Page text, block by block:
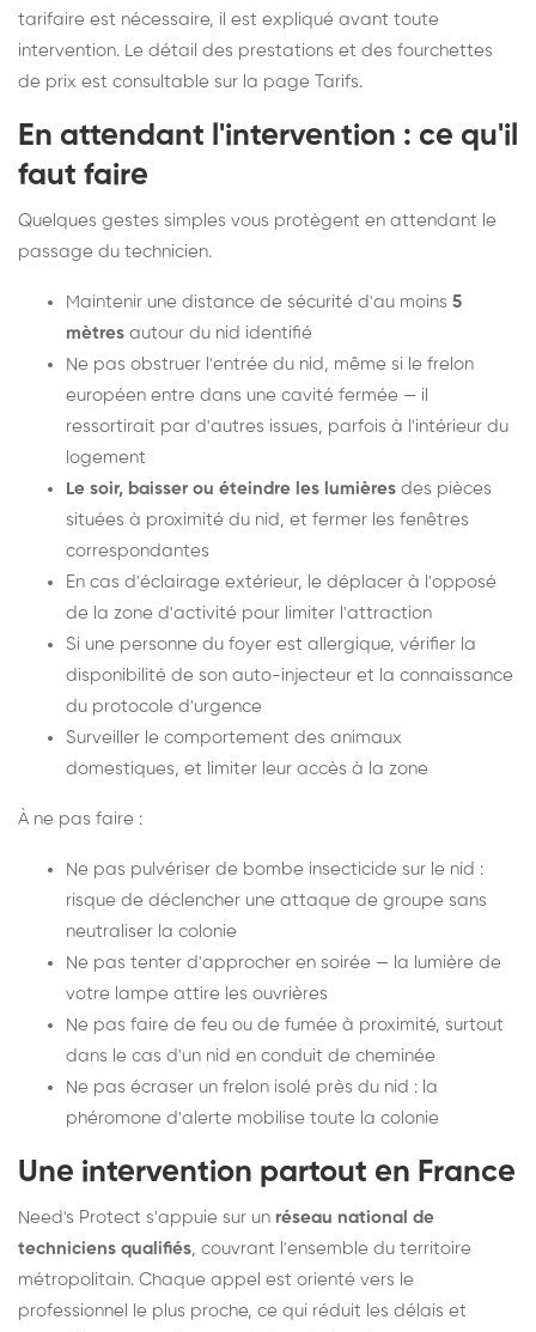
tarifaire est nécessaire, il est expliqué avant toute
intervention. Le détail des prestations et des fourchettes
de prix est consultable sur la page Tarifs.
En attendant l'intervention : ce qu'il
faut faire
Quelques gestes simples vous protègent en attendant le
passage du technicien.
Maintenir une distance de sécurité d'au moins 5
mètres autour du nid identifié
Ne pas obstruer l'entrée du nid, même si le frelon
européen entre dans une cavité fermée — il
ressortirait par d'autres issues, parfois à l'intérieur du
logement
Le soir, baisser ou éteindre les lumières des pièces
situées à proximité du nid, et fermer les fenêtres
correspondantes
En cas d'éclairage extérieur, le déplacer à l'opposé
de la zone d'activité pour limiter l'attraction
Si une personne du foyer est allergique, vérifier la
disponibilité de son auto-injecteur et la connaissance
du protocole d'urgence
Surveiller le comportement des animaux
domestiques, et limiter leur accès à la zone
À ne pas faire :
Ne pas pulvériser de bombe insecticide sur le nid :
risque de déclencher une attaque de groupe sans
neutraliser la colonie
Ne pas tenter d'approcher en soirée — la lumière de
votre lampe attire les ouvrières
Ne pas faire de feu ou de fumée à proximité, surtout
dans le cas d'un nid en conduit de cheminée
Ne pas écraser un frelon isolé près du nid : la
phéromone d'alerte mobilise toute la colonie
Une intervention partout en France
Need's Protect s'appuie sur un réseau national de
techniciens qualifiés, couvrant l'ensemble du territoire
métropolitain. Chaque appel est orienté vers le
professionnel le plus proche, ce qui réduit les délais et